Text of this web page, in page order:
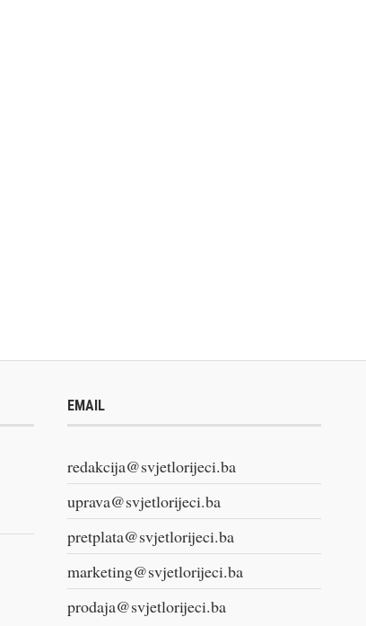
EMAIL
redakcija@svjetlorijeci.ba
uprava@svjetlorijeci.ba
pretplata@svjetlorijeci.ba
marketing@svjetlorijeci.ba
prodaja@svjetlorijeci.ba